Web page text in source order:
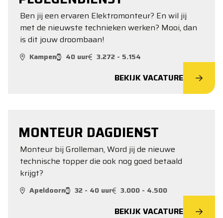
Ben jij een ervaren Elektromonteur? En wil jij
met de nieuwste technieken werken? Mooi, dan
is dit jouw droombaan!
Kampen 40 uur 3.272 - 5.154
BEKIJK VACATURE
MONTEUR DAGDIENST
Monteur bij Grolleman, Word jij de nieuwe
technische topper die ook nog goed betaald
krijgt?
Apeldoorn 32 - 40 uur 3.000 - 4.500
BEKIJK VACATURE